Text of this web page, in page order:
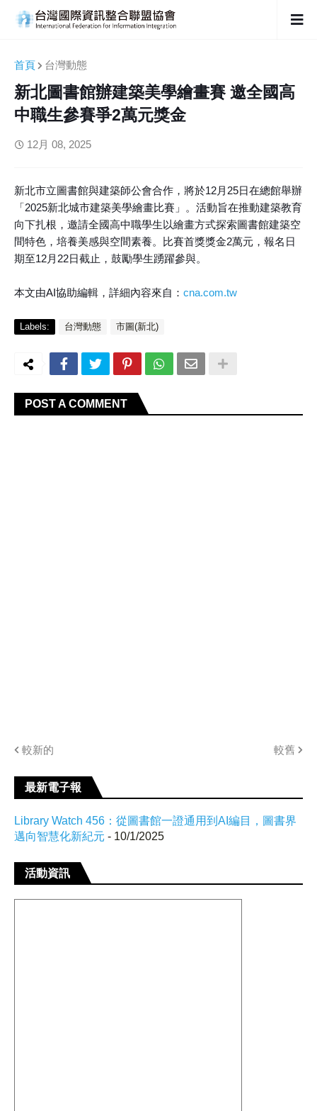
首頁 台灣動態
新北圖書館辦建築美學繪畫賽 邀全國高
中職生參賽爭2萬元獎金
12月 08, 2025
新北市立圖書館與建築師公會合作，將於12月25日在總館舉辦
「2025新北城市建築美學繪畫比賽」。活動旨在推動建築教育
向下扎根，邀請全國高中職學生以繪畫方式探索圖書館建築空
間特色，培養美感與空間素養。比賽首獎獎金2萬元，報名日
期至12月22日截止，鼓勵學生踴躍參與。
本文由AI協助編輯，詳細內容來自： cna.com.tw
Labels: 台灣動態 市圖(新北)
POST A COMMENT
較新的 較舊
最新電子報
Library Watch 456：從圖書館一證通用到AI編目，圖書界
邁向智慧化新紀元 - 10/1/2025
活動資訊